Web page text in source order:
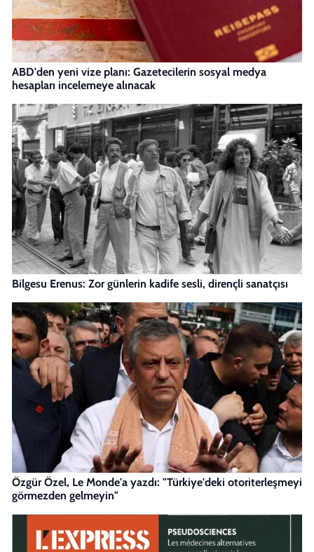
ABD'den yeni vize planı: Gazetecilerin sosyal medya
hesapları incelemeye alınacak
Bilgesu Erenus: Zor günlerin kadife sesli, dirençli sanatçısı
Özgür Özel, Le Monde'a yazdı: "Türkiye'deki otoriterleşmeyi
görmezden gelmeyin"